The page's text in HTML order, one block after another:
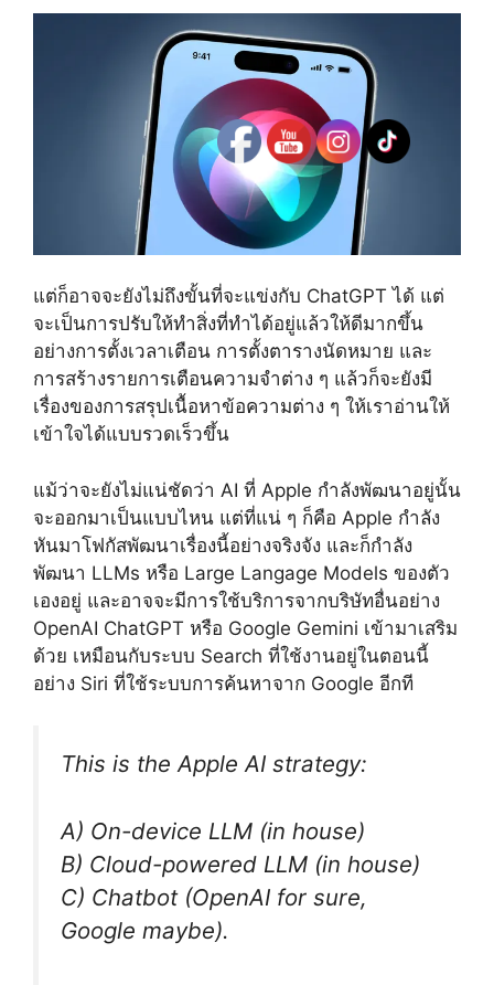
แต่ก็อาจจะยังไม่ถึงขั้นที่จะแข่งกับ ChatGPT ได้ แต่
จะเป็นการปรับให้ทำสิ่งที่ทำได้อยู่แล้วให้ดีมากขึ้น
อย่างการตั้งเวลาเตือน การตั้งตารางนัดหมาย และ
การสร้างรายการเตือนความจำต่าง ๆ แล้วก็จะยังมี
เรื่องของการสรุปเนื้อหาข้อความต่าง ๆ ให้เราอ่านให้
เข้าใจได้แบบรวดเร็วขึ้น
แม้ว่าจะยังไม่แน่ชัดว่า AI ที่ Apple กำลังพัฒนาอยู่นั้น
จะออกมาเป็นแบบไหน แต่ที่แน่ ๆ ก็คือ Apple กำลัง
หันมาโฟกัสพัฒนาเรื่องนี้อย่างจริงจัง และก็กำลัง
พัฒนา LLMs หรือ Large Langage Models ของตัว
เองอยู่ และอาจจะมีการใช้บริการจากบริษัทอื่นอย่าง
OpenAI ChatGPT หรือ Google Gemini เข้ามาเสริม
ด้วย เหมือนกับระบบ Search ที่ใช้งานอยู่ในตอนนี้
อย่าง Siri ที่ใช้ระบบการค้นหาจาก Google อีกที
This is the Apple AI strategy:
A) On-device LLM (in house)
B) Cloud-powered LLM (in house)
C) Chatbot (OpenAI for sure,
Google maybe).